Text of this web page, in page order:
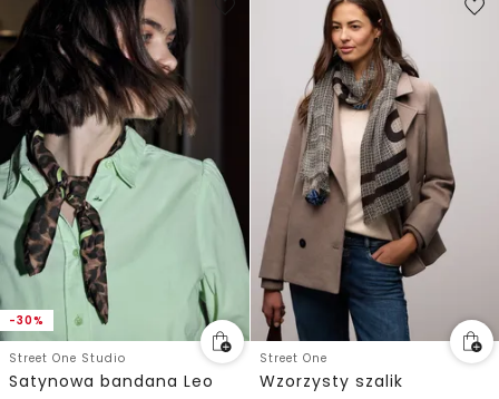
-30%
Street One Studio
Satynowa bandana Leo
Street One
Wzorzysty szalik